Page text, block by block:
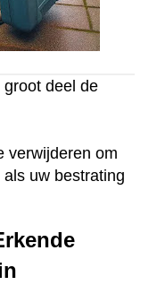
deel de
verwijderen om
uw bestrating